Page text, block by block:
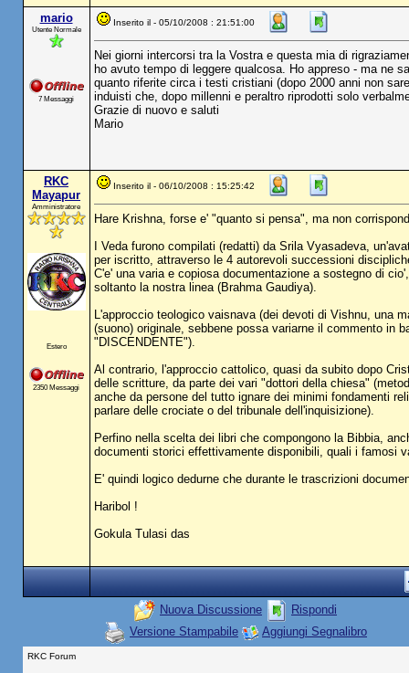
mario
Utente Normale
7 Messaggi
Inserito il - 05/10/2008 : 21:51:00
Nei giorni intercorsi tra la Vostra e questa mia di
ho avuto tempo di leggere qualcosa. Ho appreso - ma ne
quanto riferite circa i testi cristiani (dopo 2000 anni non
induisti che, dopo millenni e peraltro riprodotti solo
Grazie di nuovo e saluti
Mario
RKC
Mayapur
Amministratore
Estero
2350 Messaggi
Inserito il - 06/10/2008 : 15:25:42
Hare Krishna, forse e' "quanto si pensa", ma non
I Veda furono compilati (redatti) da Srila Vyasadeva,
per iscritto, attraverso le 4 autorevoli successioni
C'e' una varia e copiosa documentazione a sostegno di
soltanto la nostra linea (Brahma Gaudiya).
L'approccio teologico vaisnava (dei devoti di Vishnu, una
(suono) originale, sebbene possa variarne il commento in
"DISCENDENTE").
Al contrario, l'approccio cattolico, quasi da subito dopo
delle scritture, da parte dei vari "dottori della chiesa"
anche da persone del tutto ignare dei minimi fondamenti
parlare delle crociate o del tribunale dell'inquisizione).
Perfino nella scelta dei libri che compongono la Bibbia,
documenti storici effettivamente disponibili, quali i famosi
E' quindi logico dedurne che durante le trascrizioni
Haribol !
Gokula Tulasi das
Nuova Discussione
Rispondi
Versione Stampabile
Aggiungi Segnalibro
RKC Forum